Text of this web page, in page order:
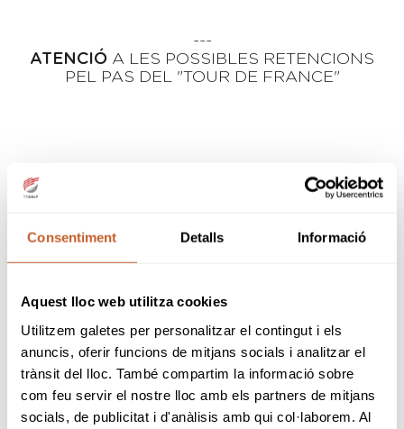
Consentiment Detalls Informació
Aquest lloc web utilitza cookies
Utilitzem galetes per personalitzar el contingut i els
anuncis, oferir funcions de mitjans socials i analitzar el
trànsit del lloc. També compartim la informació sobre
com feu servir el nostre lloc amb els partners de mitjans
socials, de publicitat i d'anàlisis amb qui col·laborem. Al
---
ATENCIÓ A LES POSSIBLES RETENCIONS
PEL PAS DEL "TOUR DE FRANCE"